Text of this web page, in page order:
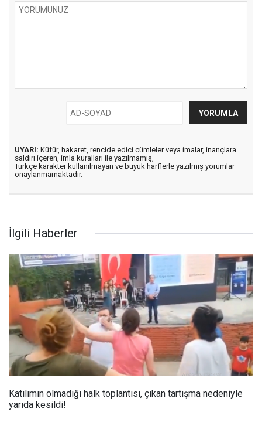
UYARI: Küfür, hakaret, rencide edici cümleler veya imalar, inançlara
saldırı içeren, imla kuralları ile yazılmamış,
Türkçe karakter kullanılmayan ve büyük harflerle yazılmış yorumlar
onaylanmamaktadır.
İlgili Haberler
Katılımın olmadığı halk toplantısı, çıkan tartışma nedeniyle
yarıda kesildi!